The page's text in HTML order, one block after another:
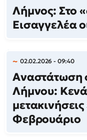
Λήμνος: Στο
Εισαγγελέα
02.02.2026 - 09:40
Αναστάτωση
Λήμνου: Κενά
Φεβρουάριο